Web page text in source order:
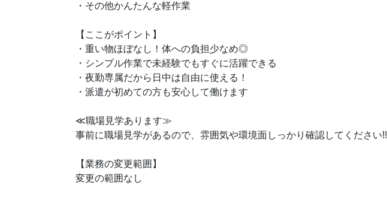
・その他かんたんな軽作業
【ここがポイント】
・重い物ほぼなし！体への負担少なめ◎
・シンプル作業で未経験でもすぐに活躍できる
・夜勤専属だから日中は自由に使える！
・派遣が初めての方も安心して働けます
≪職場見学あります≫
事前に職場見学があるので、雰囲気や環境面しっかり確認してください!!
【業務の変更範囲】
変更の範囲なし